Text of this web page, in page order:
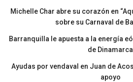
Michelle Char abre su corazón en
sobre su Carnaval de
Barranquilla le apuesta a la energía
de Dinamarca
Ayudas por vendaval en Juan de
apoyo